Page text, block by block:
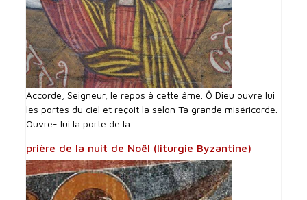
Accorde, Seigneur, le repos à cette âme. Ô Dieu ouvre lui
les portes du ciel et reçoit la selon Ta grande miséricorde.
Ouvre- lui la porte de la...
prière de la nuit de Noël (liturgie Byzantine)